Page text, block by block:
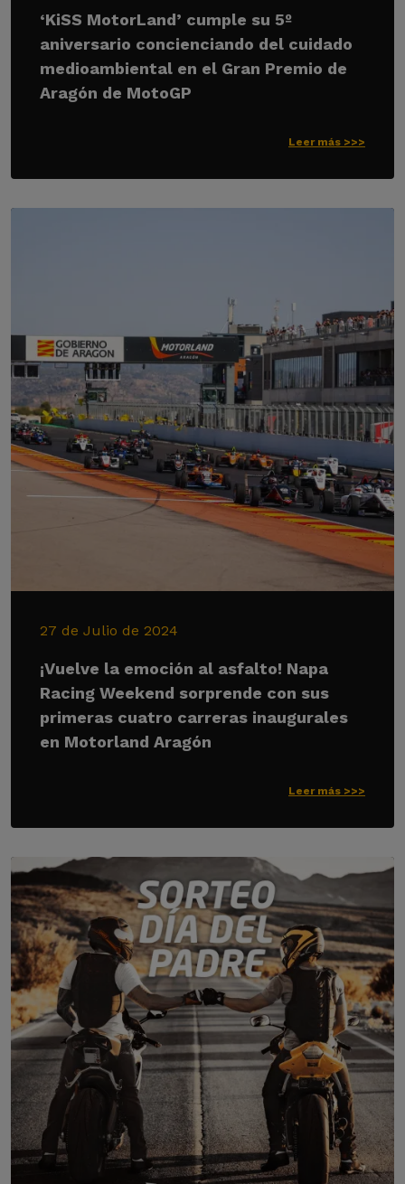
‘KiSS MotorLand’ cumple su 5º
aniversario concienciando del cuidado
medioambiental en el Gran Premio de
Aragón de MotoGP
Leer más >>>
27 de Julio de 2024
¡Vuelve la emoción al asfalto! Napa
Racing Weekend sorprende con sus
primeras cuatro carreras inaugurales
en Motorland Aragón
Leer más >>>